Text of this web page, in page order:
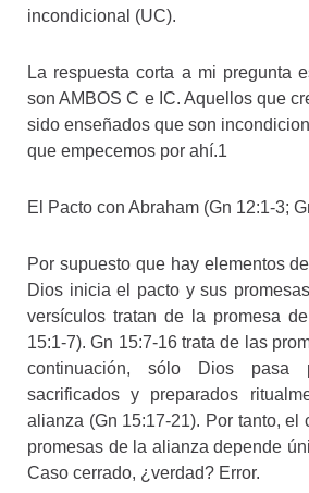
incondicional (UC).
La respuesta corta a mi pregunta
son AMBOS C e IC. Aquellos que
sido enseñados que son
que empecemos por ahí.1
El Pacto con Abraham (Gn 12:1-3;
Por supuesto que hay elementos
Dios inicia el pacto y sus
versículos tratan de la promesa
15:1-7). Gn 15:7-16 trata de las
continuación, sólo Dios pasa
sacrificados y preparados
alianza (Gn 15:17-21). Por tanto, el
promesas de la alianza depende
Caso cerrado, ¿verdad? Error.